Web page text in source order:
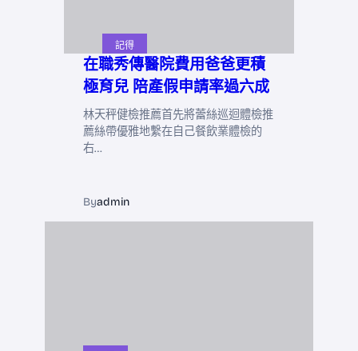
記得
在職秀傳醫院費用爸爸更積
極育兒 陪產假申請率過六成
林天秤健檢推薦首先將蕾絲巡迴體檢推
薦絲帶優雅地繫在自己餐飲業體檢的
右…
Byadmin